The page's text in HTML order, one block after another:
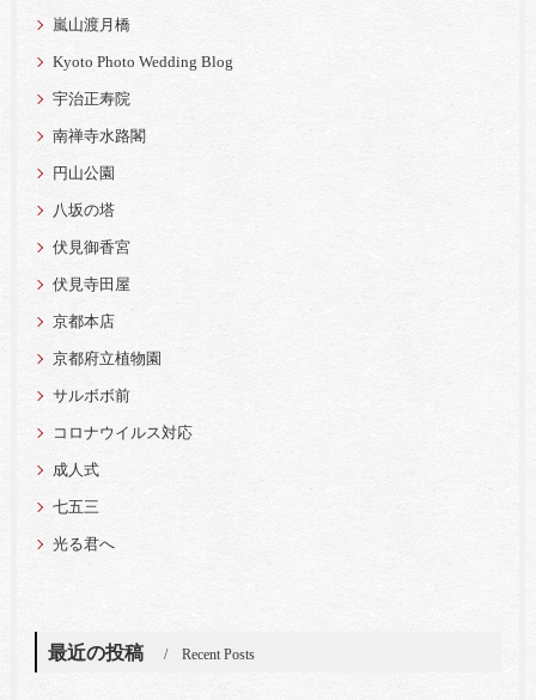
嵐山渡月橋
Kyoto Photo Wedding Blog
宇治正寿院
南禅寺水路閣
円山公園
八坂の塔
伏見御香宮
伏見寺田屋
京都本店
京都府立植物園
サルボボ前
コロナウイルス対応
成人式
七五三
光る君へ
最近の投稿 Recent Posts